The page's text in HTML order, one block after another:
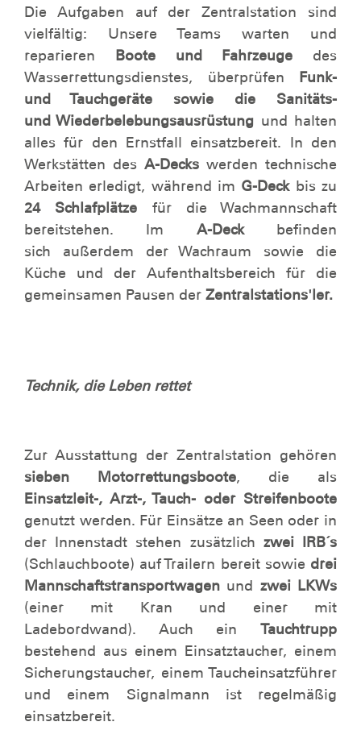
Die Aufgaben auf der Zentralstation sind
vielfältig: Unsere Teams warten und
reparieren
Boote und Fahrzeuge des
Wasserrettungsdienstes, überprüfen Funk-
und Tauchgeräte sowie die Sanitäts-
und Wiederbelebungsausrüstung und halten
alles für den Ernstfall einsatzbereit. In den
Werkstätten des A-Decks werden technische
Arbeiten erledigt, während im G-Deck bis zu
24 Schlafplätze für die Wachmannschaft
bereitstehen. Im A-Deckbefinden
sich außerdem der Wachraum sowie die
Küche und der Aufenthaltsbereich für die
gemeinsamen Pausen der Zentralstations'ler.
Technik, die Leben rettet
Zur Ausstattung der Zentralstation gehören
sieben Motorrettungsboote, die als
Einsatzleit-, Arzt-, Tauch- oder Streifenboote
genutzt werden. Für Einsätze an Seen oder in
der Innenstadt stehen zusätzlich zwei IRB´s
(Schlauchboote) auf Trailern bereit sowie drei
Mannschaftstransportwagen und zwei LKWs
(einer mit Kran und einer mit
Ladebordwand). Auch ein Tauchtrupp
bestehend aus einem Einsatztaucher, einem
Sicherungstaucher, einem Taucheinsatzführer
und einem Signalmann ist regelmäßig
einsatzbereit.